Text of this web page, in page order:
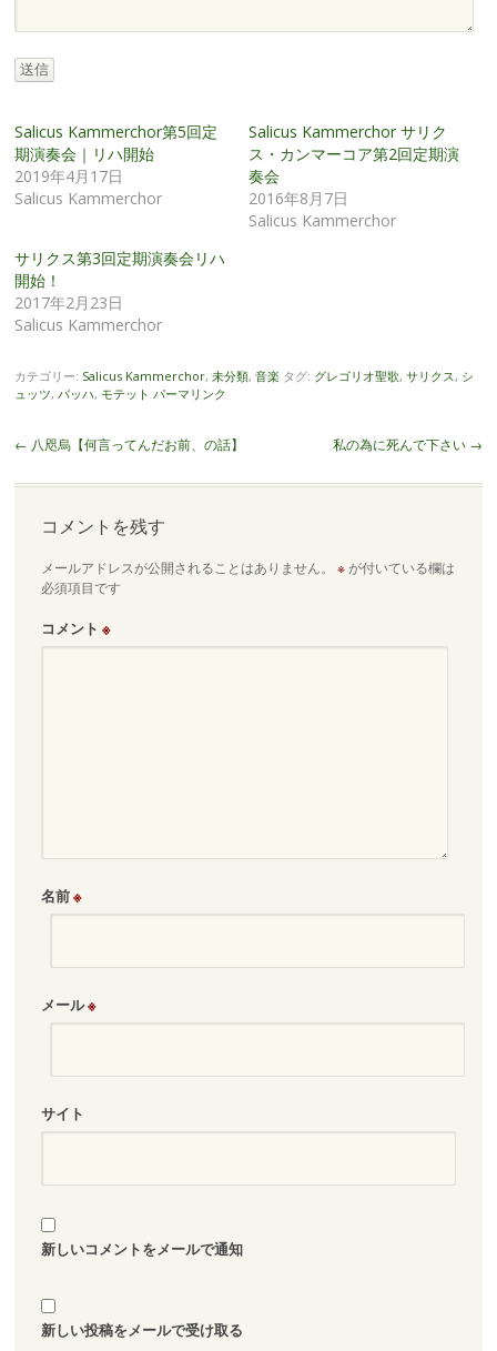
送信
Salicus Kammerchor第5回定
期演奏会｜リハ開始
2019年4月17日
Salicus Kammerchor
Salicus Kammerchor サリク
ス・カンマーコア第2回定期演
奏会
2016年8月7日
Salicus Kammerchor
サリクス第3回定期演奏会リハ
開始！
2017年2月23日
Salicus Kammerchor
カテゴリー: Salicus Kammerchor, 未分類, 音楽 タグ: グレゴリオ聖歌, サリクス, シ
ュッツ, バッハ, モテット パーマリンク
投
ナ
← 八咫烏【何言ってんだお前、の話】 私の為に死んで下さい →
コメントを残す
メールアドレスが公開されることはありません。 ※が付いている欄は
必須項目です
コメント ※
名前※
メール※
サイト
新しいコメントをメールで通知
新しい投稿をメールで受け取る